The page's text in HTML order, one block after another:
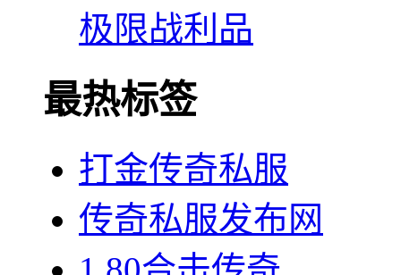
极限战利品
最热标签
打金传奇私服
传奇私服发布网